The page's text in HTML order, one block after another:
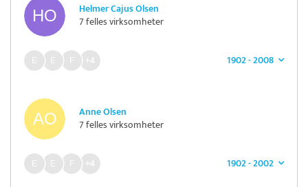
Helmer Cajus Olsen
7 felles virksomheter
1902 - 2008
+4
Anne Olsen
7 felles virksomheter
1902 - 2002
+4